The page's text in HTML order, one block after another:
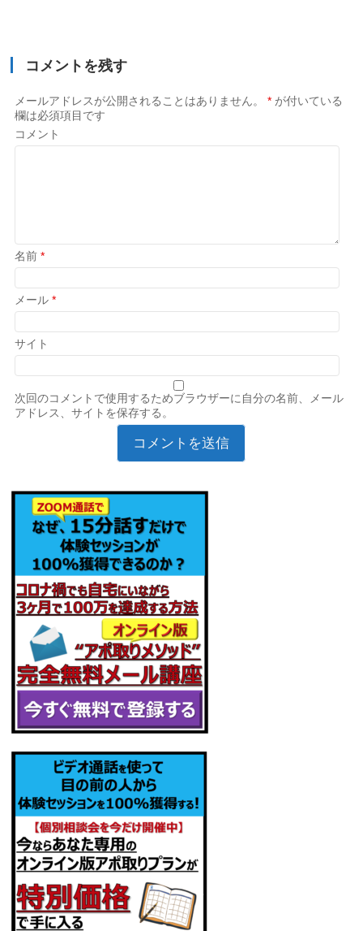
コメントを残す
メールアドレスが公開されることはありません。 * が付いている
欄は必須項目です
コメント
名前*
メール*
サイト
次回のコメントで使用するためブラウザーに自分の名前、メール
アドレス、サイトを保存する。